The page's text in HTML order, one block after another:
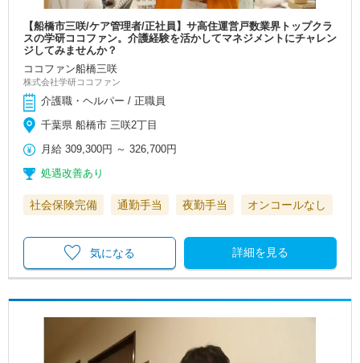
【船橋市三咲/ケア管理者/正社員】サ高住運営戸数業界トップクラ
スの学研ココファン。介護経験を活かしてマネジメントにチャレン
ジしてみませんか？
ココファン船橋三咲
株式会社学研ココファン
介護職・ヘルパー / 正職員
千葉県 船橋市 三咲2丁目
月給 309,300円 ～326,700円
処遇改善あり
社会保険完備 通勤手当 夜勤手当 オンコールなし
詳細を見る
気になる